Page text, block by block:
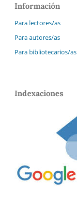
Información
Para lectores/as
Para autores/as
Para bibliotecarios/as
Indexaciones